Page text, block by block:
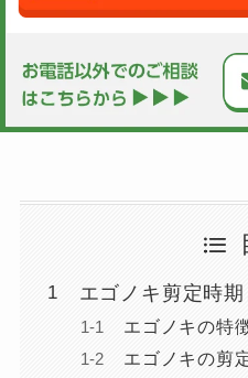
エゴノキ剪定時
エゴノキの特
エゴノキの剪